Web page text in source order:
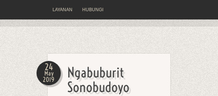
LAYANAN HUBUNGI
24
May
2019
Ngabuburit
Sonobudoyo